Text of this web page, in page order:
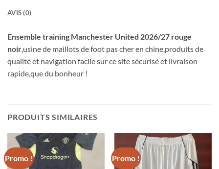
AVIS (0)
Ensemble training Manchester United 2026/27 rouge
noir,usine de maillots de foot pas cher en chine,produits de
qualité et navigation facile sur ce site sécurisé et livraison
rapide,que du bonheur !
PRODUITS SIMILAIRES
Promo ! Promo !